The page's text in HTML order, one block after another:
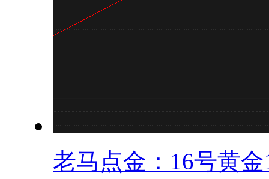
老马点金：16号黄金